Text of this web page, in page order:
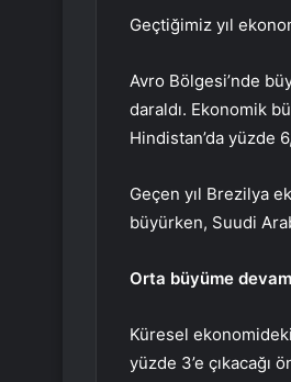
Geçtiğimiz yıl
Avro Bölgesi’nde
daraldı. Ekonomik
Hindistan’da yüzde
Geçen yıl Brezilya
büyürken, Suudi
Orta büyüme
Küresel
yüzde 3’e çıkacağı